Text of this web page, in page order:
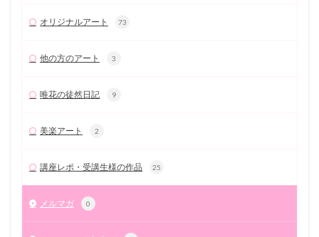
オリジナルアート 73
他の方のアート 3
唯花の徒然日記 9
美楽アート 2
講座レポ・受講生様の作品 25
メルマガ 0